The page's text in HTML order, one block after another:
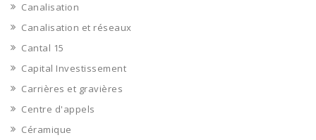
Canalisation
Canalisation et réseaux
Cantal 15
Capital Investissement
Carrières et gravières
Centre d'appels
Céramique